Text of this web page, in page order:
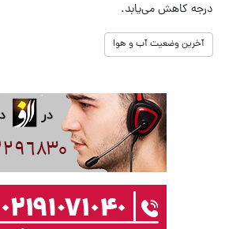
درجه کاهش می‌یابد.
آخرین وضعیت آب و هوا